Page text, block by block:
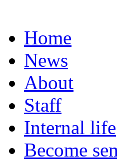
Home
News
About
Staff
Internal life
Become